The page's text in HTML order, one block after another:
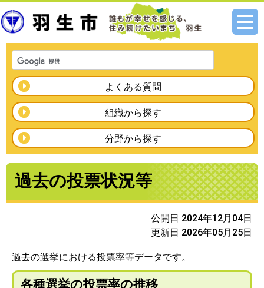
メニ
よくある質問
組織から探す
分野から探す
過去の投票状況等
公開日 2024年12月04日
更新日 2026年05月25日
過去の選挙における投票率等データです。
各種選挙の投票率の推移